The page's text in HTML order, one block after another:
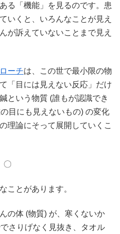
る「機能」を見るのです。患
いくと、いろんなことが見え
が訴えていないことまで見え
ーチは、この世で最小限の物
「目には見えない反応」だけ
という物質 (誰もが認識でき
目にも見えないもの) の変化
理論にそって展開していくこ
〇
ことがあります。
の体 (物質) が、寒くないか
さりげなく見抜き、タオル